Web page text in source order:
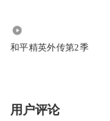
和平精英外传第2季
用户评论